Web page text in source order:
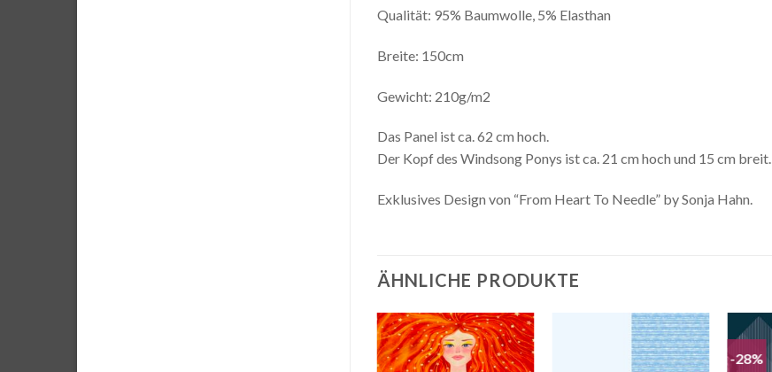
Qualität: 95% Baumwolle, 5% Elasthan
Breite: 150cm
Gewicht: 210g/m2
Das Panel ist ca. 62 cm hoch.
Der Kopf des Windsong Ponys ist ca. 21 cm hoch und 15 cm breit.
Exklusives Design von “From Heart To Needle” by Sonja Hahn.
ÄHNLICHE PRODUKTE
Auf die
Auf die
-28%